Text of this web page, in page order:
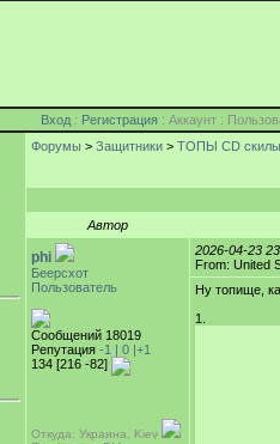
Вход : Регистрация : Аккаунт :
Форумы > Защитники > ТОПЫ CD скилы
Автор
phi
Беерсхот
Пользователь
Сообщений 18019
Репутация -1 | 0 |+1
134 [216 -82]
Откуда: Украина, Kiev
2026-04-23
From: United
Ну топище,
1.